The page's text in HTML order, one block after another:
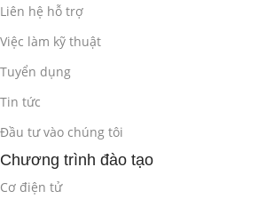
Liên hệ hỗ trợ
Việc làm kỹ thuật
Tuyển dụng
Tin tức
Đầu tư vào chúng tôi
Chương trình đào tạo
Cơ điện tử